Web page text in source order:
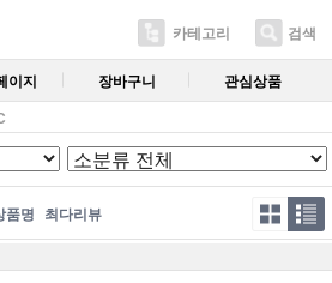
카테고리 검색
이지 장바구니 관심상품
품명 최다리뷰